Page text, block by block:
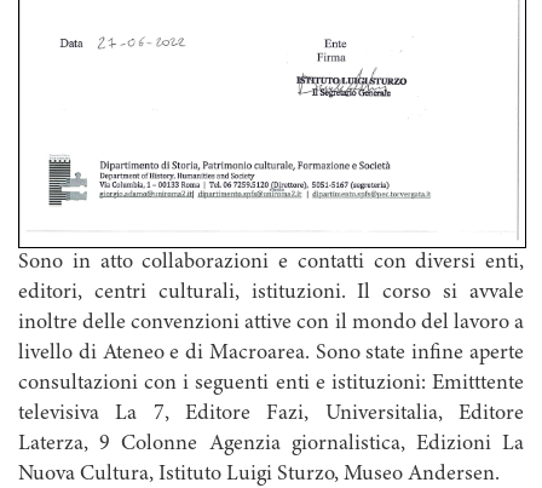
Sono in atto collaborazioni e contatti con diversi enti,
editori, centri culturali, istituzioni. Il corso si avvale
inoltre delle convenzioni attive con il mondo del lavoro a
livello di Ateneo e di Macroarea. Sono state infine aperte
consultazioni con i seguenti enti e istituzioni: Emitttente
televisiva La 7, Editore Fazi, Universitalia, Editore
Laterza, 9 Colonne Agenzia giornalistica, Edizioni La
Nuova Cultura, Istituto Luigi Sturzo, Museo Andersen.